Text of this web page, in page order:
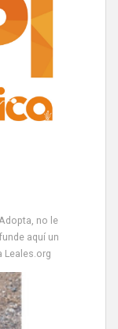
no le
aquí un
Leales.org